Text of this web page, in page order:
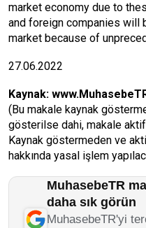
market economy due to
and foreign companies will
market because of
27.06.2022
Kaynak:
(Bu makale kaynak
gösterilse dahi, makale
Kaynak göstermeden ve
hakkında yasal işlem
MuhasebeTR
daha sık görün
MuhasebeTR'yi